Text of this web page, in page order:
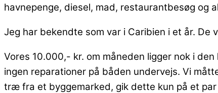
havnepenge, diesel, mad, restaurantbesøg og
Jeg har bekendte som var i Caribien i et år.
Vores 10.000,- kr. om måneden ligger nok i
ingen reparationer på båden undervejs. Vi
træ fra et byggemarked, gik dette kun på et